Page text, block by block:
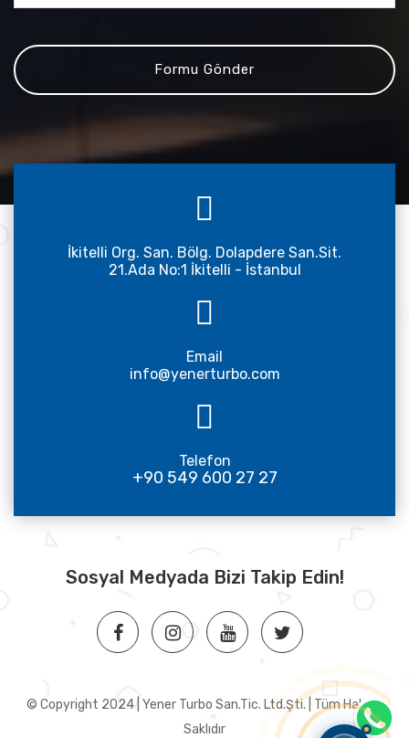
İkitelli Org. San. Bölg. Dolapdere San.Sit.
21.Ada No:1 İkitelli - İstanbul
Email
info@yenerturbo.com
Telefon
+90 549 600 27 27
Sosyal Medyada Bizi Takip Edin!
© Copyright 2024 | Yener Turbo San.Tic. Ltd.Şti. | Tüm Hakları
Saklıdır